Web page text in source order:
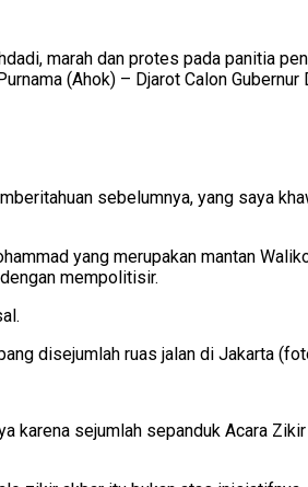
marah dan protes pada panitia
(Ahok) – Djarot Calon
sebelumnya, yang saya
yang merupakan mantan
mempolitisir.
karena sejumlah sepanduk Acara